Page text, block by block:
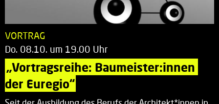
VORTRAG
Do. 08.10. um 19.00 Uhr
„Vortragsreihe: Baumeister:innen
der Euregio“